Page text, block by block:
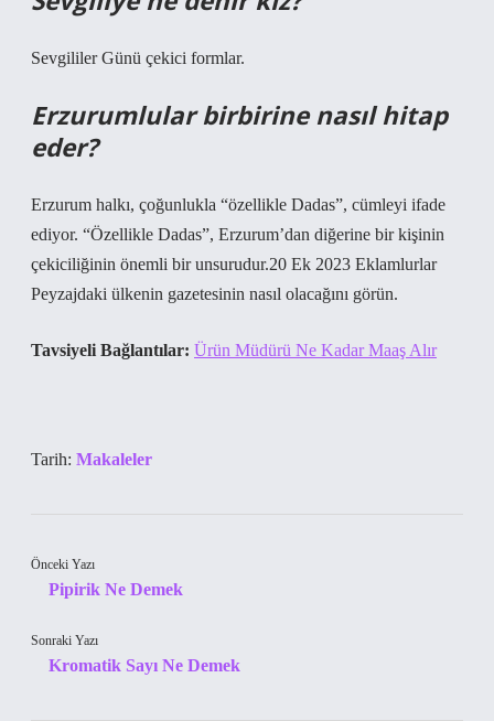
Sevgililer Günü çekici formlar.
Erzurumlular birbirine nasıl hitap
eder?
Erzurum halkı, çoğunlukla “özellikle Dadas”, cümleyi ifade
ediyor. “Özellikle Dadas”, Erzurum’dan diğerine bir kişinin
çekiciliğinin önemli bir unsurudur.20 Ek 2023 Eklamlurlar
Peyzajdaki ülkenin gazetesinin nasıl olacağını görün.
Tavsiyeli Bağlantılar: Ürün Müdürü Ne Kadar Maaş Alır
Tarih: Makaleler
Önceki Yazı
Pipirik Ne Demek
Sonraki Yazı
Kromatik Sayı Ne Demek